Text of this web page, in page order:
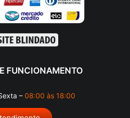
FUNCIONAMENTO
– 08:00 às 18:00